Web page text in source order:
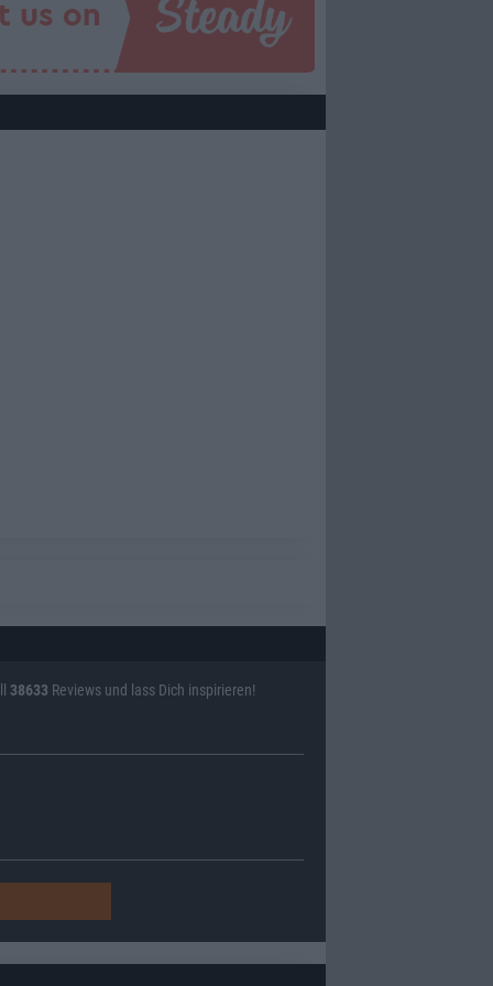
38633 Reviews und lass Dich inspirieren!